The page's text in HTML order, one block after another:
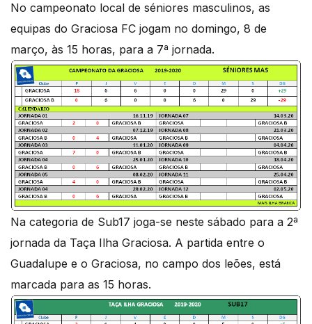
No campeonato local de séniores masculinos, as
equipas do Graciosa FC jogam no domingo, 8 de
março, às 15 horas, para a 7ª jornada.
Na categoria de Sub17 joga-se neste sábado para a 2ª
jornada da Taça Ilha Graciosa. A partida entre o
Guadalupe e o Graciosa, no campo dos leões, está
marcada para as 15 horas.